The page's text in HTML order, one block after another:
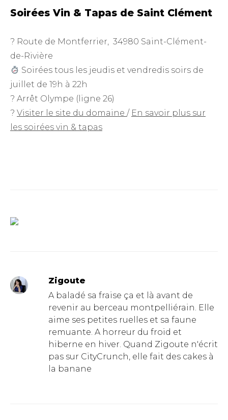
Soirées Vin & Tapas de Saint Clément
? Route de Montferrier, 34980 Saint-Clément-
de-Rivière
Soirées tous les jeudis et vendredis soirs de
juillet de 19h à 22h
? Arrêt Olympe (ligne 26)
? Visiter le site du domaine / En savoir plus sur
les soirées vin & tapas
Zigoute
A baladé sa fraise ça et là avant de
revenir au berceau montpelliérain. Elle
aime ses petites ruelles et sa faune
remuante. A horreur du froid et
hiberne en hiver. Quand Zigoute n'écrit
pas sur CityCrunch, elle fait des cakes à
la banane